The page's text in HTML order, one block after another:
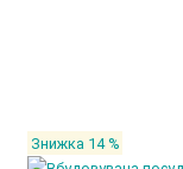
Знижка 14 %